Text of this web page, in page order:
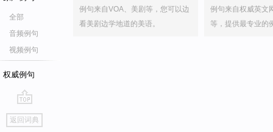
全部
音频例句
视频例句
权威例句
go
top
返回词典
例句来自VOA、美剧等，您可以边
看美剧边学地道的美语。
例句来自权威英文
等，提供最专业的